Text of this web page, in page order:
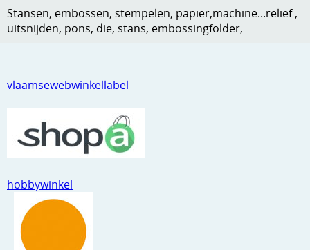
Kneedmateriaal
Netjes opbergen
Papier en karton
Ponsen
Ribbelaar
Snijmaterialen
vlaamsewebwinkellabel
hobbywinkel
Stansen, embossen, stempelen, papier,machine...reliëf ,
uitsnijden, pons, die, stans, embossingfolder,